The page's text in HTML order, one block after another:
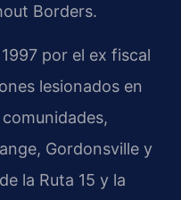
Borders.
por el ex fiscal
lesionados en
Gordonsville y
la Ruta 15 y la